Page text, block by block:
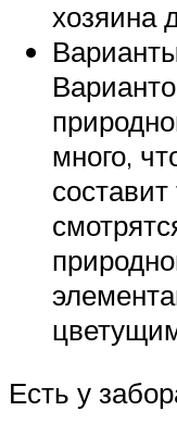
хозяина
много,
Есть у